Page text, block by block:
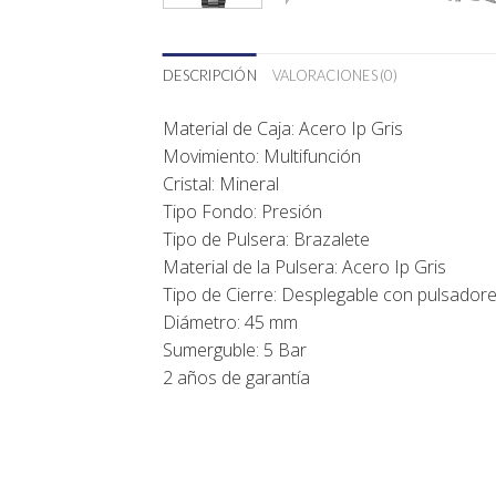
DESCRIPCIÓN VALORACIONES (0)
Material de Caja: Acero Ip Gris
Movimiento: Multifunción
Cristal: Mineral
Tipo Fondo: Presión
Tipo de Pulsera: Brazalete
Material de la Pulsera: Acero Ip Gris
Tipo de Cierre: Desplegable con
Diámetro: 45 mm
Sumerguble: 5 Bar
2 años de garantía